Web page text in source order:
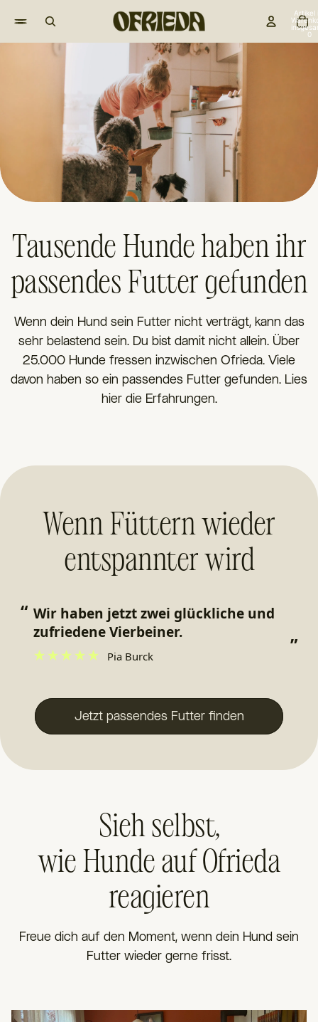
Artikel
0
Tausende Hunde haben ihr
passendes Futter gefunden
Wenn dein Hund sein Futter nicht verträgt, kann das
sehr belastend sein. Du bist damit nicht allein. Über
25.000 Hunde fressen inzwischen Ofrieda. Viele
davon haben so ein passendes Futter gefunden. Lies
hier die Erfahrungen.
Wenn Füttern wieder
entspannter wird
“
”
Wir haben jetzt zwei glückliche und
zufriedene Vierbeiner.
Pia Burck
Jetzt passendes Futter finden
Sieh selbst,
wie Hunde auf Ofrieda
reagieren
Freue dich auf den Moment, wenn dein Hund sein
Futter wieder gerne frisst.